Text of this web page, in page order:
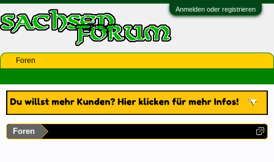
Anmelden oder registrieren
Foren
Foren